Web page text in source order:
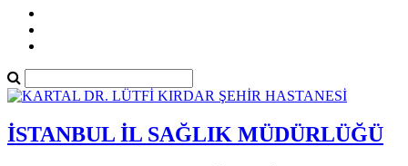
İSTANBUL İL SAĞLIK MÜDÜRLÜĞÜ